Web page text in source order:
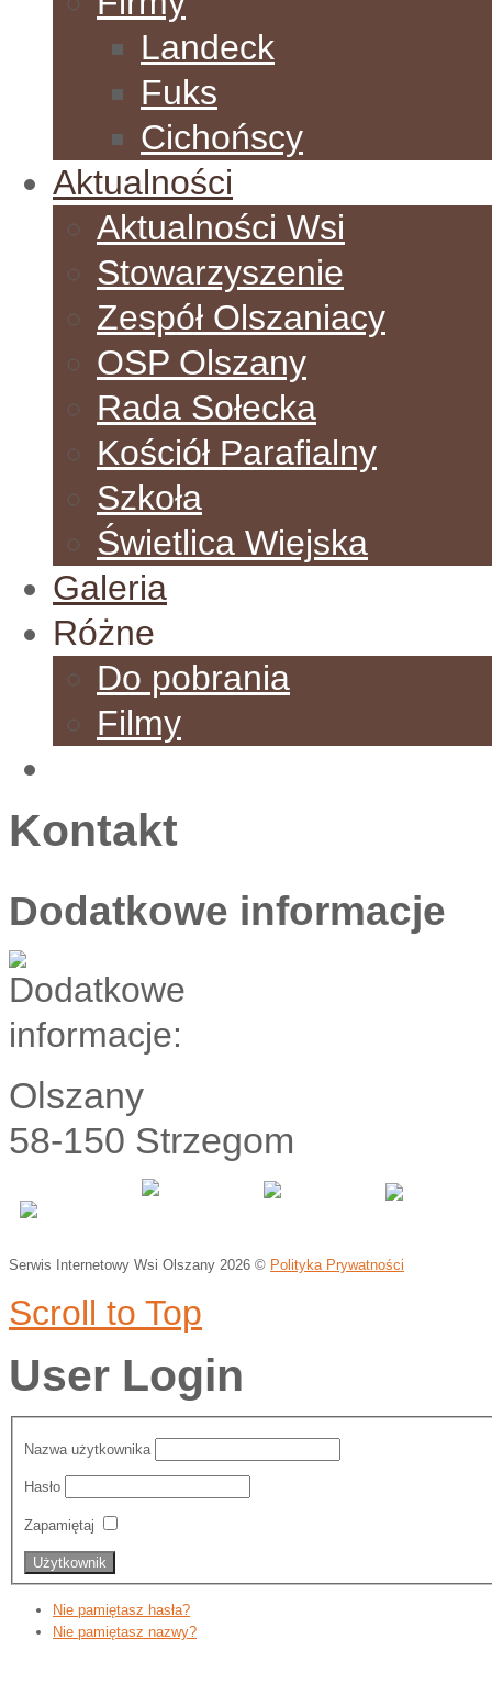
Landeck
Fuks
Cichońscy
Aktualności
Aktualności Wsi
Stowarzyszenie
Zespół Olszaniacy
OSP Olszany
Rada Sołecka
Kościół Parafialny
Szkoła
Świetlica Wiejska
Galeria
Różne
Do pobrania
Filmy
Kontakt
Dodatkowe informacje
Olszany
58-150 Strzegom
Serwis Internetowy Wsi Olszany 2026 © Polityka Prywatności
Scroll to Top
User Login
Nazwa użytkownika
Hasło
Zapamiętaj
Nie pamiętasz hasła?
Nie pamiętasz nazwy?